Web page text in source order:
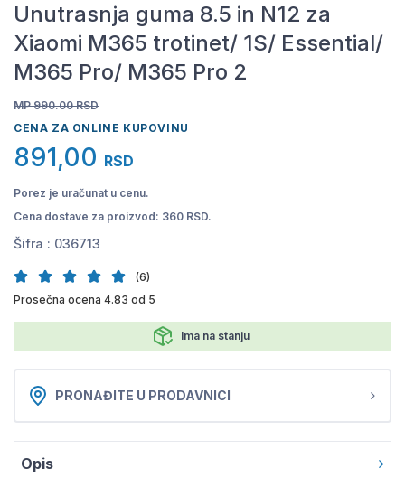
Unutrasnja guma 8.5 in N12 za
Xiaomi M365 trotinet/ 1S/ Essential/
M365 Pro/ M365 Pro 2
MP 990.00 RSD
CENA ZA ONLINE KUPOVINU
891,00 RSD
Porez je uračunat u cenu.
Cena dostave za proizvod: 360 RSD.
Šifra : 036713
(6)
Prosečna ocena 4.83 od 5
Ima na stanju
PRONAĐITE U PRODAVNICI
Opis